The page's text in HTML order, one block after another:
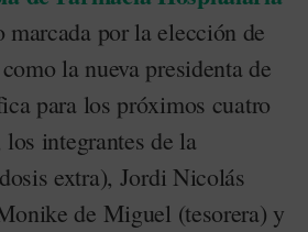
marcada por la elección de
la nueva presidenta de
para los próximos cuatro
integrantes de la
extra), Jordi Nicolás
de Miguel (tesorera) y